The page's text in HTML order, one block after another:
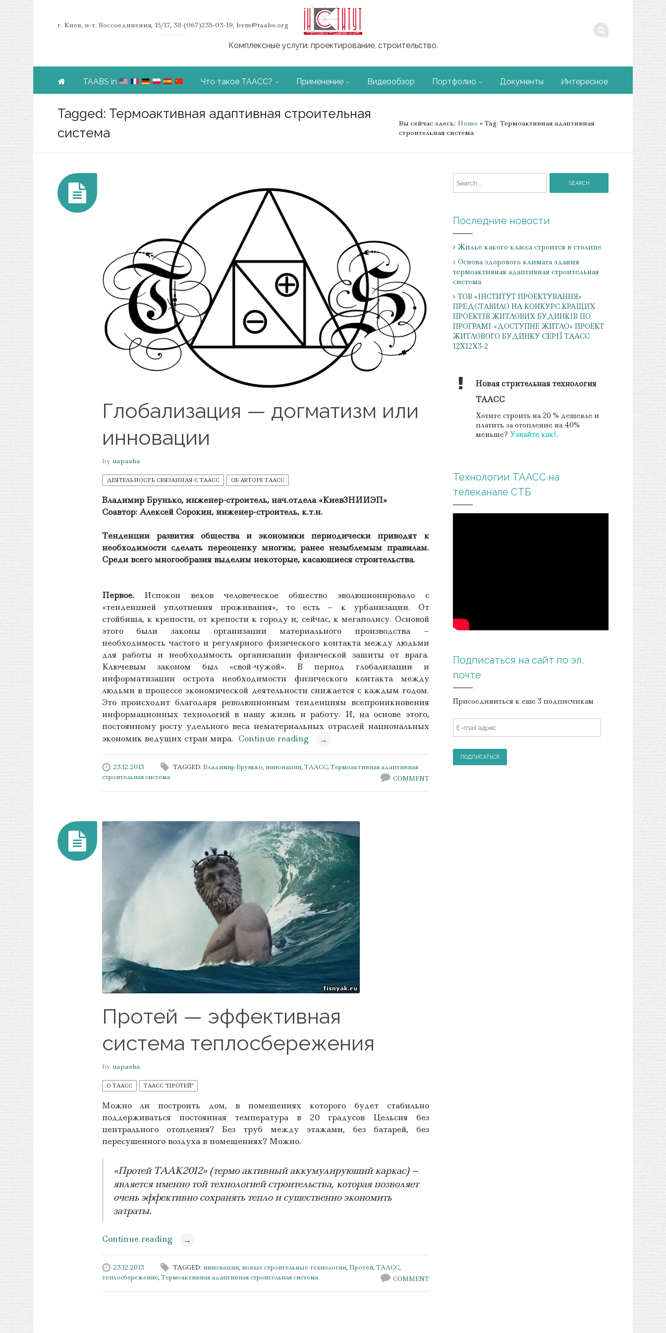
г. Киев, п-т. Воссоединения, 15/17, 38-(067)235-03-19, bvm@taabs.org
Комплексные услуги: проектирование, строительство.
TAABS in Что такое ТААСС? Применение Видеообзор Портфолио Документы Интересное
Skip to content
Tagged: Термоактивная адаптивная строительная
система
Вы сейчас здесь: Home » Tag: Термоактивная адаптивная
строительная система
Глобализация — догматизм или
инновации
by uapasha
ДЕЯТЕЛЬНОСТЬ СВЯЗАННАЯ С ТААСС ОБ АВТОРЕ ТААСС
Владимир Брунько, инженер-строитель, нач.отдела «КиевЗНИИЭП»
Соавтор: Алексей Сорокин, инженер-строитель, к.т.н.
Тенденции развития общества и экономики периодически приводят к
необходимости сделать переоценку многим, ранее незыблемым правилам.
Среди всего многообразия выделим некоторые, касающиеся строительства.
Первое.Испокон веков человеческое общество эволюционировало с
«тенденцией уплотнения проживания», то есть – к урбанизации. От
стойбища, к крепости, от крепости к городу и, сейчас, к мегаполису. Основой
этого были законы организации материального производства –
необходимость частого и регулярного физического контакта между людьми
для работы и необходимость организации физической защиты от врага.
Ключевым законом был «свой-чужой». В период глобализации и
информатизации острота необходимости физического контакта между
людьми в процессе экономической деятельности снижается с каждым годом.
Это происходит благодаря революционным тенденциям всепроникновения
информационных технологий в нашу жизнь и работу. И, на основе этого,
постоянному росту удельного веса нематериальных отраслей национальных
экономик ведущих стран мира. Continue reading →
23.12.2013 TAGGED: Владимир Брунько, инновации,ТААСС,Термоактивная адаптивная
строительная система
COMMENT
Протей — эффективная
система теплосбережения
by uapasha
О ТААСС ТААСС "ПРОТЕЙ"
Можно ли построить дом, в помещениях которого будет стабильно
поддерживаться постоянная температура в 20 градусов Цельсия без
центрального отопления? Без труб между этажами, без батарей, без
пересушенного воздуха в помещениях? Можно.
«Протей ТААК2012» (термо активный аккумулирующий каркас) –
является именно той технологией строительства, которая позволяет
очень эффективно сохранять тепло и существенно экономить
затраты.
Continue reading →
23.12.2013 TAGGED: инновации, новые строительные технологии,Протей,ТААСС,
теплосбережение,Термоактивная адаптивная строительная система COMMENT
Последние новости
Жилье какого класса строится в столице
Основа здорового климата здания
термоактивная адаптивная строительная
система
ТОВ «ІНСТИТУТ ПРОЕКТУВАННЯ»
ПРЕДСТАВИЛО НА КОНКУРС КРАЩИХ
ПРОЕКТІВ ЖИТЛОВИХ БУДИНКІВ ПО
ПРОГРАМІ «ДОСТУПНЕ ЖИТЛО» ПРОЕКТ
ЖИТЛОВОГО БУДИНКУ СЕРІЇ ТААСС
12Х12Х3-2
Новая стрительная технология
ТААСС
Хотите строить на 20 % дешевле и
платить за отопление на 40%
меньше? Узнайте как!..
Технологии ТААСС на
телеканале СТБ
Подписаться на сайт по эл.
почте
Присоединиться к еще 3 подписчикам
a
i